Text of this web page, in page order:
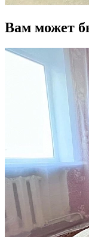
Вам может